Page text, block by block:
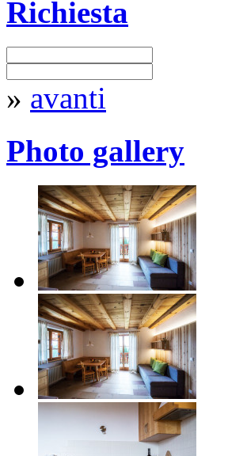
Richiesta
» avanti
Photo gallery